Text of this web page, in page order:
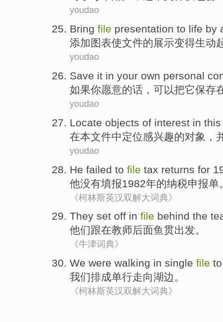
youdao
Bring file presentation to life by
添加 图表使文件的展示变得生动
youdao
Save it in your own personal
如果你愿意的话，可以把它保存
youdao
Locate objects of interest in this
在本文件中定位感兴趣的对象 ，
youdao
He failed to file tax returns for
他没有填报1982年的纳税申报单
《柯林斯英汉双解大词典》
They set off in file behind the
他们跟在教师后面鱼贯出发。
《牛津词典》
We were walking in single file
我们排成单行走向湖边。
《柯林斯英汉双解大词典》